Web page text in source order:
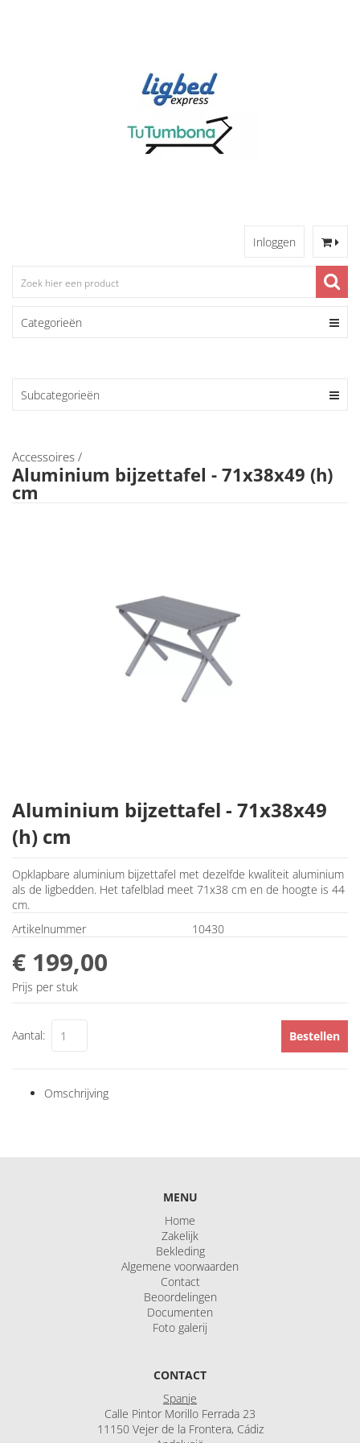
Inloggen
Categorieën
Subcategorieën
Accessoires /
Aluminium bijzettafel - 71x38x49 (h)
cm
Aluminium bijzettafel - 71x38x49
(h) cm
Opklapbare aluminium bijzettafel met dezelfde kwaliteit aluminium
als de ligbedden. Het tafelblad meet 71x38 cm en de hoogte is 44
cm.
Artikelnummer
10430
€ 199,00
Prijs per stuk
Aantal: Bestellen
Omschrijving
MENU
Home
Zakelijk
Bekleding
Algemene voorwaarden
Contact
Beoordelingen
Documenten
Foto galerij
CONTACT
Spanje
Calle Pintor Morillo Ferrada 23
11150 Vejer de la Frontera, Cádiz